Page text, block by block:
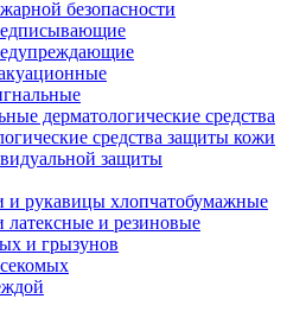
безопасности
дерматологические средства
средства защиты кожи
защиты
и рукавицы хлопчатобумажные
латексные и резиновые
и грызунов